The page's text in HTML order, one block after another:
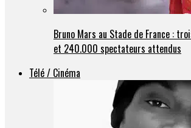
Bruno Mars au Stade de France :
et 240.000 spectateurs attendus
Télé / Cinéma